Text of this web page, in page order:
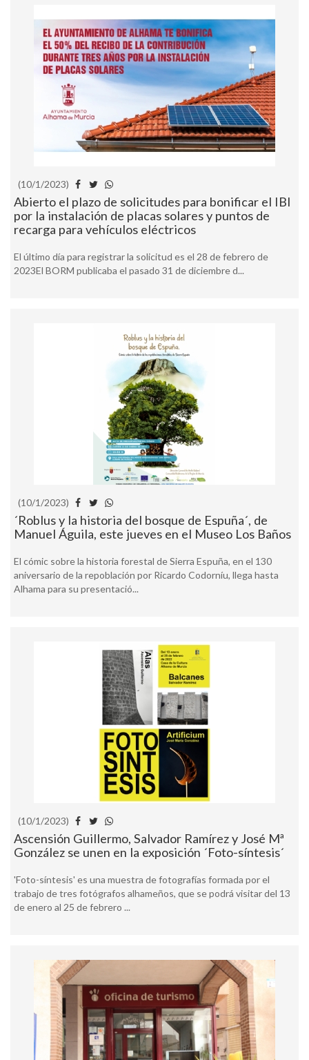
(10/1/2023)
Abierto el plazo de solicitudes para bonificar el IBI
por la instalación de placas solares y puntos de
recarga para vehículos eléctricos
El último día para registrar la solicitud es el 28 de febrero de
2023El BORM publicaba el pasado 31 de diciembre d...
(10/1/2023)
´Roblus y la historia del bosque de Espuña´, de
Manuel Águila, este jueves en el Museo Los Baños
El cómic sobre la historia forestal de Sierra Espuña, en el 130
aniversario de la repoblación por Ricardo Codorníu, llega hasta
Alhama para su presentació...
(10/1/2023)
Ascensión Guillermo, Salvador Ramírez y José Mª
González se unen en la exposición ´Foto-síntesis´
'Foto-síntesis' es una muestra de fotografías formada por el
trabajo de tres fotógrafos alhameños, que se podrá visitar del 13
de enero al 25 de febrero ...